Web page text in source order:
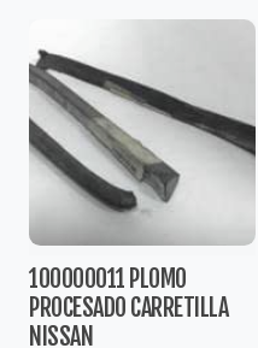
100000011 PLOMO
PROCESADO CARRETILLA
NISSAN